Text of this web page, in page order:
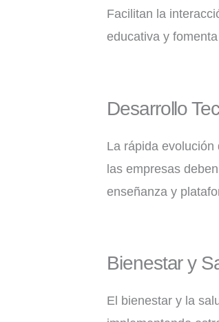
Facilitan la
educativa y
Desarrollo
La rápida
las empresas
enseñanza y
Bienestar y
El bienestar y la